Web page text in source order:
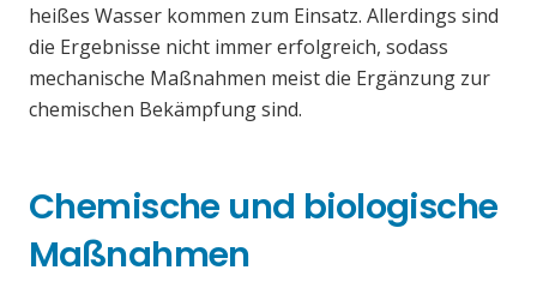
heißes Wasser kommen zum Einsatz. Allerdings sind
die Ergebnisse nicht immer erfolgreich, sodass
mechanische Maßnahmen meist die Ergänzung zur
chemischen Bekämpfung sind.
Chemische und biologische
Maßnahmen